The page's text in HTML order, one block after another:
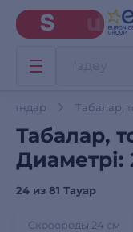
Табалар,
Табалар,
Диаметрі:
24 из 81 Тауар
Сковороды 24 см